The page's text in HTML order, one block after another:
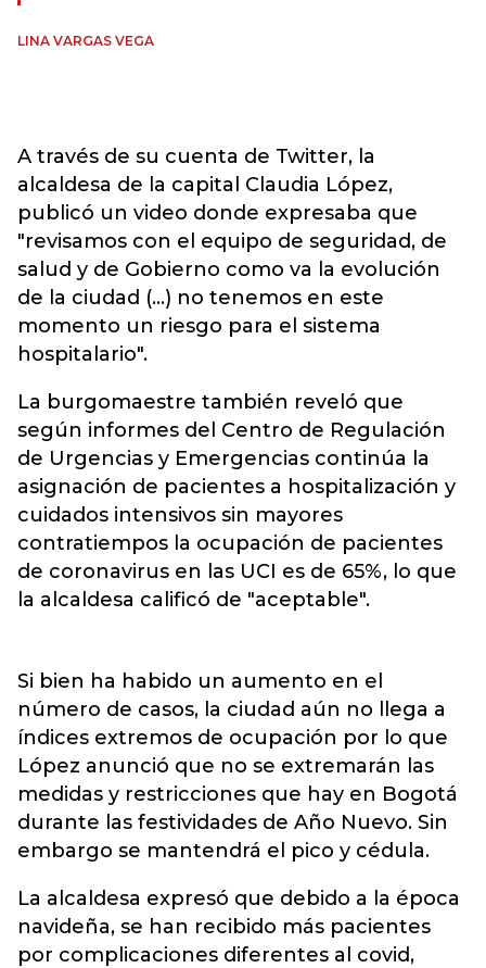
LINA VARGAS VEGA
A través de su cuenta de Twitter, la
alcaldesa de la capital Claudia López,
publicó un video donde expresaba que
"revisamos con el equipo de seguridad, de
salud y de Gobierno como va la evolución
de la ciudad (...) no tenemos en este
momento un riesgo para el sistema
hospitalario".
La burgomaestre también reveló que
según informes del Centro de Regulación
de Urgencias y Emergencias continúa la
asignación de pacientes a hospitalización y
cuidados intensivos sin mayores
contratiempos la ocupación de pacientes
de coronavirus en las UCI es de 65%, lo que
la alcaldesa calificó de "aceptable".
Si bien ha habido un aumento en el
número de casos, la ciudad aún no llega a
índices extremos de ocupación por lo que
López anunció que no se extremarán las
medidas y restricciones que hay en Bogotá
durante las festividades de Año Nuevo. Sin
embargo se mantendrá el pico y cédula.
La alcaldesa expresó que debido a la época
navideña, se han recibido más pacientes
por complicaciones diferentes al covid,